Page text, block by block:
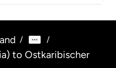
/ /
to Ostkaribischer